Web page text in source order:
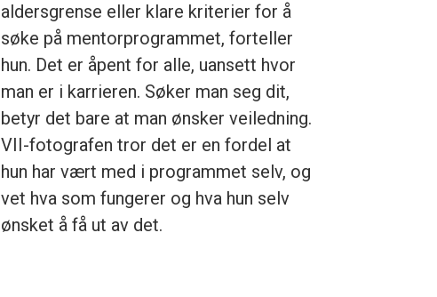
aldersgrense eller klare kriterier for å
søke på mentorprogrammet, forteller
hun. Det er åpent for alle, uansett hvor
man er i karrieren. Søker man seg dit,
betyr det bare at man ønsker veiledning.
VII-fotografen tror det er en fordel at
hun har vært med i programmet selv, og
vet hva som fungerer og hva hun selv
ønsket å få ut av det.